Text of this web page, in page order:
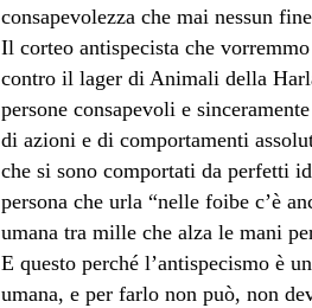
consapevolezza che mai nessun
Il corteo antispecista che
contro il lager di Animali della
persone consapevoli e
di azioni e di comportamenti
che si sono comportati da perfetti
persona che urla “nelle foibe c’è
umana tra mille che alza le mani
E questo perché l’antispecismo è
umana, e per farlo non può, non